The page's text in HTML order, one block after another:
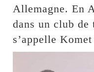
Allemagne. En
dans un club
s’appelle